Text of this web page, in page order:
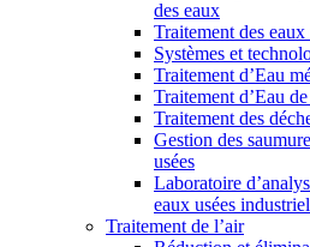
des eaux
Traitement des
Systèmes et
Traitement d’Eau
Traitement d’Eau
Traitement des
Gestion des
usées
Laboratoire
eaux usées
Traitement de l’air